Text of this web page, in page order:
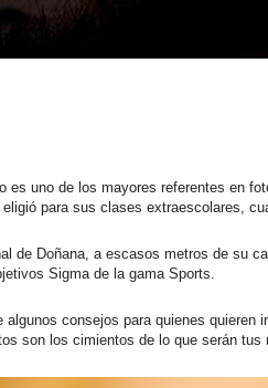
es uno de los mayores referentes en
para sus clases extraescolares,
de Doñana, a escasos metros de su
Sigma de la gama Sports.
algunos consejos para quienes
son los cimientos de lo que serán tus